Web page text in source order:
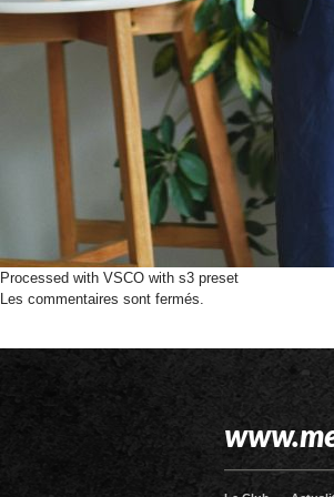
Processed with VSCO with s3 preset
Les commentaires sont fermés.